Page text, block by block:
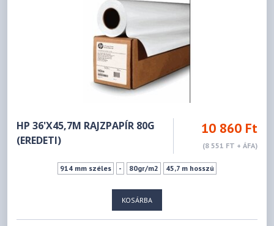
HP 36'X45,7M RAJZPAPÍR 80G
(EREDETI)
10 860 Ft
(8 551 FT + ÁFA)
914 mm széles - 80gr/m2 45,7 m hosszú
KOSÁRBA